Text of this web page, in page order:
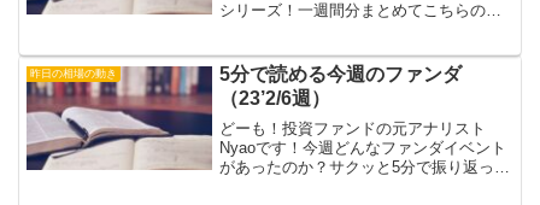
シリーズ！一週間分まとめてこちらの記
相場見通し記事を見ると学習効率アッ
プ！【...
昨日の相場の動き
5分で読める今週のファンダ
（23’2/6週）
どーも！投資ファンドの元アナリスト
Nyaoです！今週どんなファンダイベント
があったのか？サクッと5分で振り返って